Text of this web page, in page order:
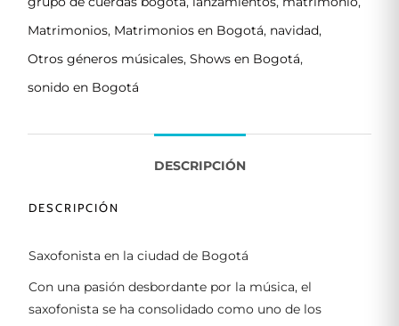
Matrimonios, Matrimonios en Bogotá, navidad,
Otros géneros músicales, Shows en Bogotá,
sonido en Bogotá
DESCRIPCIÓN
DESCRIPCIÓN
Saxofonista en la ciudad de Bogotá
Con una pasión desbordante por la música, el
saxofonista se ha consolidado como uno de los